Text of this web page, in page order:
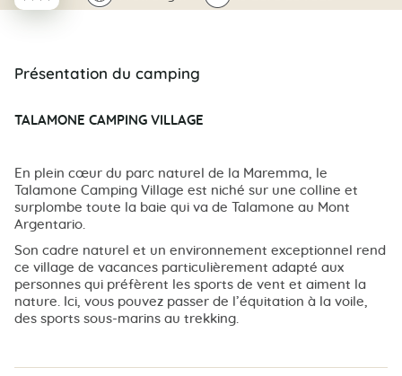
Présentation du camping
TALAMONE CAMPING VILLAGE
En plein cœur du parc naturel de la Maremma, le
Talamone Camping Village est niché sur une colline et
surplombe toute la baie qui va de Talamone au Mont
Argentario.
Son cadre naturel et un environnement exceptionnel rend
ce village de vacances particulièrement adapté aux
personnes qui préfèrent les sports de vent et aiment la
nature. Ici, vous pouvez passer de l’équitation à la voile,
des sports sous-marins au trekking.